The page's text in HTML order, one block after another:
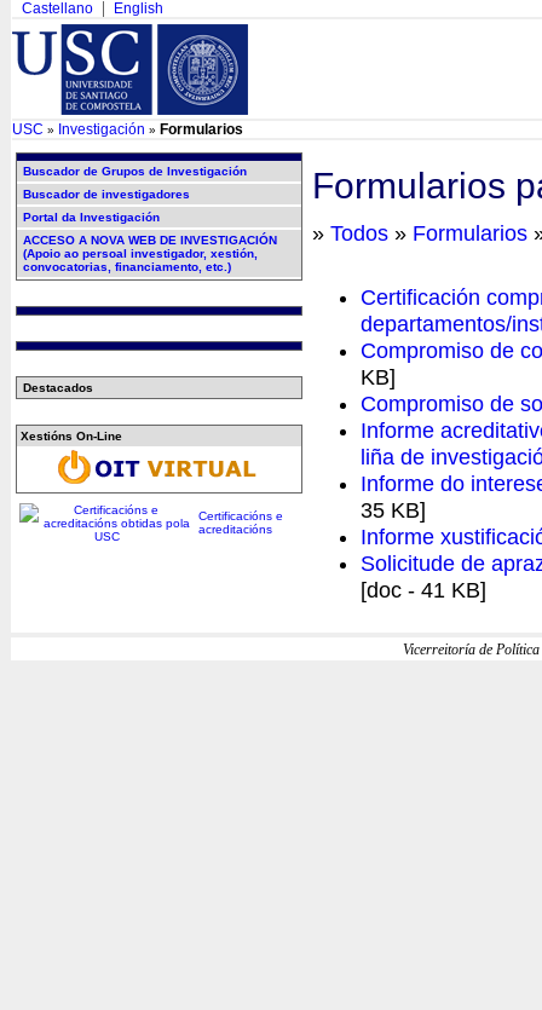
Castellano English
USC » Investigación » Formularios
Buscador de Grupos de Investigación
Buscador de investigadores
Portal da Investigación
ACCESO A NOVA WEB DE INVESTIGACIÓN
(Apoio ao persoal investigador, xestión,
convocatorias, financiamento, etc.)
Destacados
Xestións On-Line
Certificacións e
acreditacións
Formularios
» Todos » Formularios
Certificación
departamentos/
Compromiso de
KB]
Compromiso de
Informe
liña de
Informe do
35 KB]
Informe
Solicitude de
[doc - 41 KB]
Vicerreitoría de